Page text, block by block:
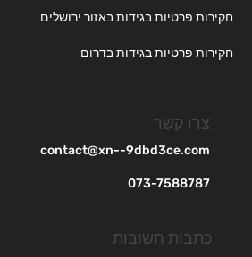
חקירות פרטיות בגידות באזור ירושלים
חקירות פרטיות בגידות בדרום
צרו קשר
contact@xn--9dbd3ce.com
073-7588787
כתבות חשובות